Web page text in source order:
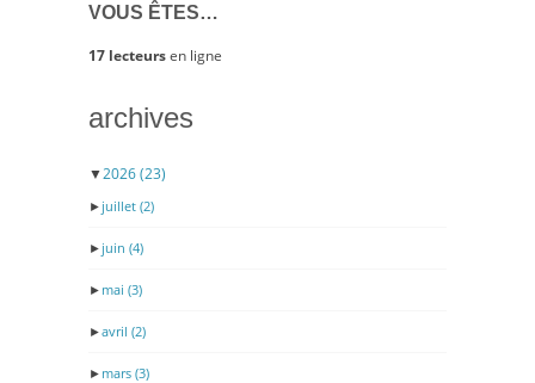
VOUS ÊTES…
17 lecteursen ligne
archives
▼2026(23)
► juillet (2)
► juin (4)
► mai (3)
►avril (2)
► mars (3)